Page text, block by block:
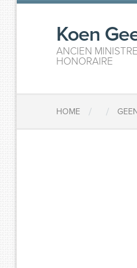
Koen
ANCIEN
HONORAIRE
HOME / /